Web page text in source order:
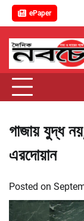
ePaper
content
গাজায় যুদ্ধ
এরদোয়ান
Posted on